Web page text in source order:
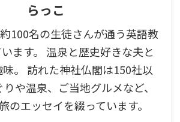
らっこ
100名の生徒さんが通う英語教
ます。 温泉と歴史好きな夫と
。 訪れた神社仏閣は150社以
りや温泉、ご当地グルメなど、
のエッセイを綴っています。